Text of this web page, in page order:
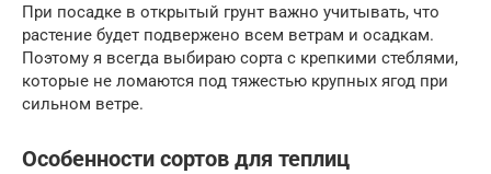
При посадке в открытый грунт важно учитывать, что
растение будет подвержено всем ветрам и осадкам.
Поэтому я всегда выбираю сорта с крепкими стеблями,
которые не ломаются под тяжестью крупных ягод при
сильном ветре.
Особенности сортов для теплиц